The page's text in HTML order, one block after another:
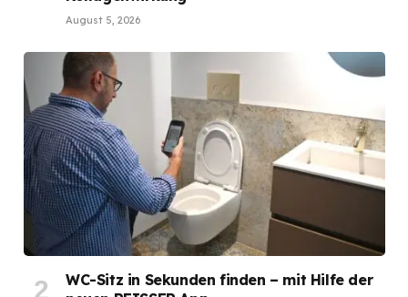
August 5, 2026
WC-Sitz in Sekunden finden – mit Hilfe der